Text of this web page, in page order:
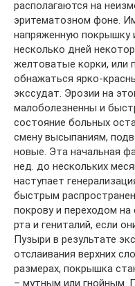
располагаются на
эритематозном фоне.
напряженную покрышку
несколько дней
желтоватые корки, или
обнажаться ярко-
экссудат. Эрозии на
малоболезненны и
состояние больных
смену высыпаниям,
новые. Эта начальная
нед. до нескольких
наступает
быстрым
покрову и переходом
рта и гениталий, если
Пузыри в результате
отслаивания верхних
размерах, покрышка
– мутным или гнойным.